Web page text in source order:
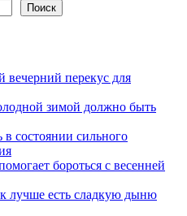
Поиск
вечерний перекус для
зимой должно быть
в состоянии сильного
бороться с весенней
лучше есть сладкую дыню